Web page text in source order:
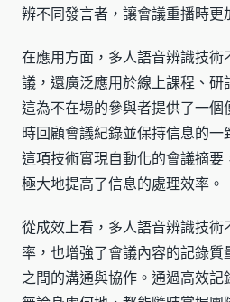
辨不同發言者，讓會議重播時更
在應用方面，多人語音辨識技
議，還廣泛應用於線上課程、研
這為不在場的參與者提供了一
時回顧會議紀錄並保持信息的
這項技術實現自動化的會議摘要
極大地提高了信息的處理效率。
從成效上看，多人語音辨識技
率，也增強了會議內容的記錄
之間的溝通與協作。通過高效